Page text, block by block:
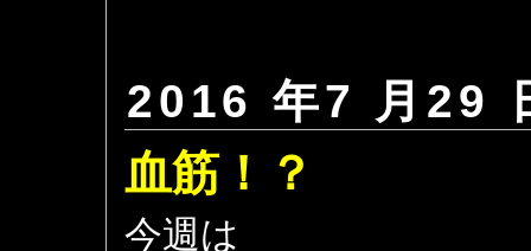
2016 年7 月29
血筋！？
今週は